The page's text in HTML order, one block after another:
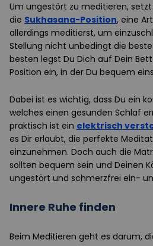
Um ungestört zu meditieren,
die Sukhasana-Position, eine
allerdings meditierst, um
Stellung nicht unbedingt die
besten legst Du Dich auf Dein
Position ein, in der Du bequem
Dabei ist es wichtig, dass Du ein
welches einen gesunden Schlaf
praktisch ist ein elektrisch
es Dir erlaubt, die perfekte
einzunehmen. Doch auch die
sollten bequem sein und Deinen
ungestört und schmerzfrei ein-
Innere Ruhe finden
Beim Meditieren geht es darum,